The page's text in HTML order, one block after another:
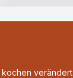
kochen verändert